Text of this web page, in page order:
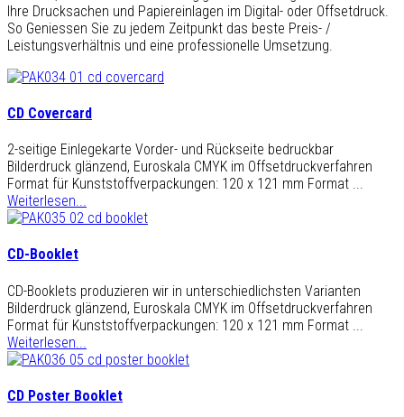
Ihre Drucksachen und Papiereinlagen im Digital- oder Offsetdruck.
So Geniessen Sie zu jedem Zeitpunkt das beste Preis- /
Leistungsverhältnis und eine professionelle Umsetzung.
CD Covercard
2-seitige Einlegekarte Vorder- und Rückseite bedruckbar
Bilderdruck glänzend, Euroskala CMYK im Offsetdruckverfahren
Format für Kunststoffverpackungen: 120 x 121 mm Format ...
Weiterlesen...
CD-Booklet
CD-Booklets produzieren wir in unterschiedlichsten Varianten
Bilderdruck glänzend, Euroskala CMYK im Offsetdruckverfahren
Format für Kunststoffverpackungen: 120 x 121 mm Format ...
Weiterlesen...
CD Poster Booklet